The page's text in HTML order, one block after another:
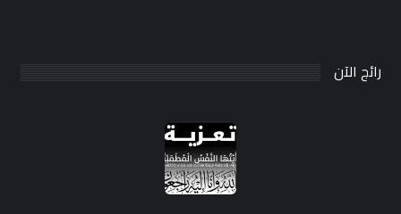
رائج الآن